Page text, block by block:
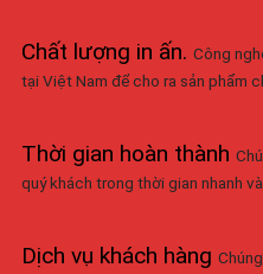
Chất lượng in ấn. Công
tại Việt Nam để cho ra sản phẩm
Thời gian hoàn thành
quý khách trong thời gian nhanh
Dịch vụ khách hàng